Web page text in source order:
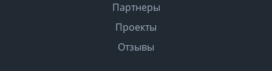
Партнеры
Проекты
Отзывы